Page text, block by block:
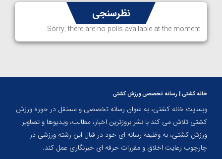
نظرسنجی
Sorry, there are no polls available at the moment.
خانه کشتی | رسانه تخصصی ورزش کشتی
وبسایت خانه کشتی، به عنوان رسانه تخصصی و مستقل در حوزه ورزش
کشتی تلاش می کند با نشر بروزترین اخبار، مطالب، ویدیوها و تصاویر
ورزش کشتی، به وظیفه رسانه ای خود در قبال این رشته ورزشی در
چارچوب رعایت اخلاق و مقررات حرفه ای خبرنگاری عمل کند.